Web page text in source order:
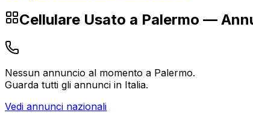
Cellulare Usato a Palermo —
Nessun annuncio al momento a Palermo.
Guarda tutti gli annunci in Italia.
Vedi annunci nazionali